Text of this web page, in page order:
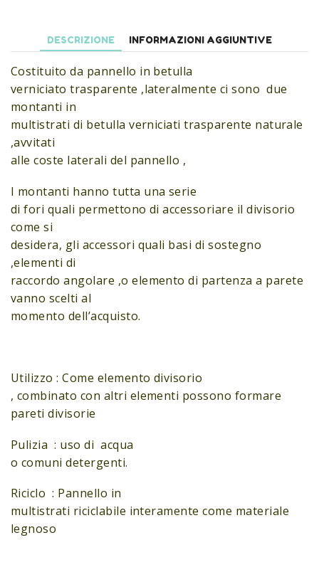
DESCRIZIONE INFORMAZIONI AGGIUNTIVE
Costituito da pannello in betulla
verniciato trasparente ,lateralmente ci sono due
montanti in
multistrati di betulla verniciati trasparente naturale
,avvitati
alle coste laterali del pannello ,
I montanti hanno tutta una serie
di fori quali permettono di accessoriare il divisorio
come si
desidera, gli accessori quali basi di sostegno
,elementi di
raccordo angolare ,o elemento di partenza a parete
vanno scelti al
momento dell’acquisto.
Utilizzo : Come elemento divisorio
, combinato con altri elementi possono formare
pareti divisorie
Pulizia : uso di acqua
o comuni detergenti.
Riciclo : Pannello in
multistrati riciclabile interamente come materiale
legnoso